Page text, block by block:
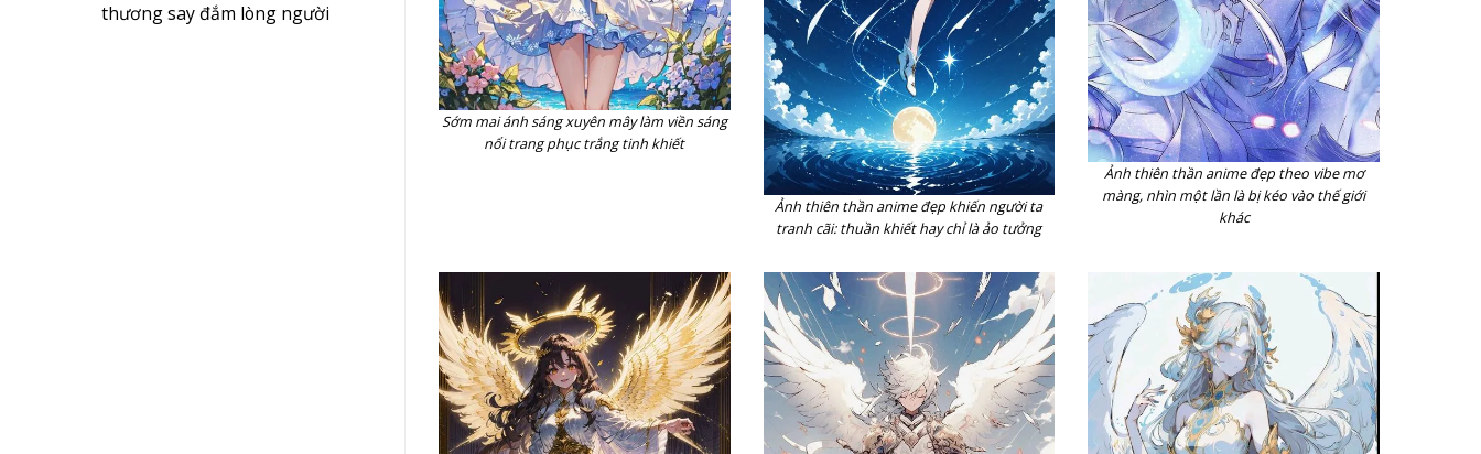
thương say đắm lòng người
Sớm mai ánh sáng xuyên mây làm viền sáng
nổi trang phục trắng tinh khiết
Ảnh thiên thần anime đẹp khiến người ta
tranh cãi: thuần khiết hay chỉ là ảo tưởng
Ảnh thiên thần anime đẹp theo vibe mơ
màng, nhìn một lần là bị kéo vào thế giới
khác